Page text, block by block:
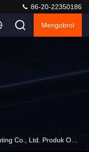
86-20-22350186
Mengobrol